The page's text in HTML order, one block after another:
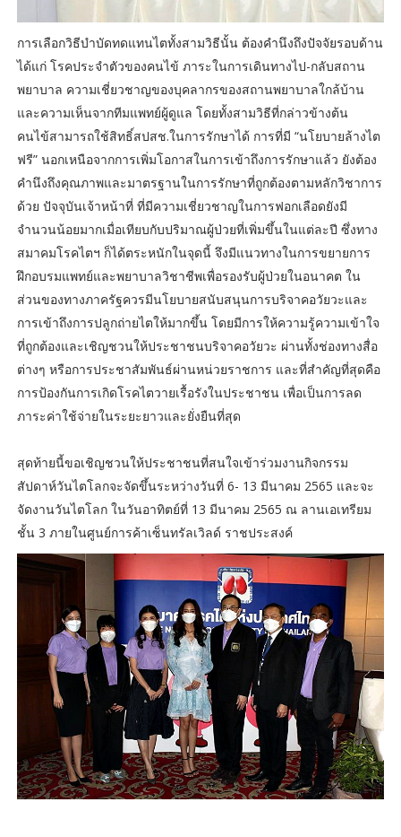
การเลือกวิธีบำบัดทดแทนไตทั้งสามวิธีนั้น ต้องคำนึงถึงปัจจัยรอบด้าน
ได้แก่ โรคประจำตัวของคนไข้ ภาระในการเดินทางไป-กลับสถาน
พยาบาล ความเชี่ยวชาญของบุคลากรของสถานพยาบาลใกล้บ้าน
และความเห็นจากทีมแพทย์ผู้ดูแล โดยทั้งสามวิธีที่กล่าวข้างต้น
คนไข้สามารถใช้สิทธิ์สปสช.ในการรักษาได้ การที่มี “นโยบายล้างไต
ฟรี” นอกเหนือจากการเพิ่มโอกาสในการเข้าถึงการรักษาแล้ว ยังต้อง
คำนึงถึงคุณภาพและมาตรฐานในการรักษาที่ถูกต้องตามหลักวิชาการ
ด้วย ปัจจุบันเจ้าหน้าที่ ที่มีความเชี่ยวชาญในการฟอกเลือดยังมี
จำนวนน้อยมากเมื่อเทียบกับปริมาณผู้ป่วยที่เพิ่มขึ้นในแต่ละปี ซึ่งทาง
สมาคมโรคไตฯ ก็ได้ตระหนักในจุดนี้ จึงมีแนวทางในการขยายการ
ฝึกอบรมแพทย์และพยาบาลวิชาชีพเพื่อรองรับผู้ป่วยในอนาคต ใน
ส่วนของทางภาครัฐควรมีนโยบายสนับสนุนการบริจาคอวัยวะและ
การเข้าถึงการปลูกถ่ายไตให้มากขึ้น โดยมีการให้ความรู้ความเข้าใจ
ที่ถูกต้องและเชิญชวนให้ประชาชนบริจาคอวัยวะ ผ่านทั้งช่องทางสื่อ
ต่างๆ หรือการประชาสัมพันธ์ผ่านหน่วยราชการ และที่สำคัญที่สุดคือ
การป้องกันการเกิดโรคไตวายเรื้อรังในประชาชน เพื่อเป็นการลด
ภาระค่าใช้จ่ายในระยะยาวและยั่งยืนที่สุด
สุดท้ายนี้ขอเชิญชวนให้ประชาชนที่สนใจเข้าร่วมงานกิจกรรม
สัปดาห์วันไตโลกจะจัดขึ้นระหว่างวันที่ 6- 13 มีนาคม 2565 และจะ
จัดงานวันไตโลก ในวันอาทิตย์ที่ 13 มีนาคม 2565 ณ ลานเอเทรียม
ชั้น 3 ภายในศูนย์การค้าเซ็นทรัลเวิลด์ ราชประสงค์